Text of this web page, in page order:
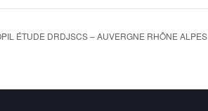
ÉTUDE DRDJSCS – AUVERGNE RHÔNE ALPES